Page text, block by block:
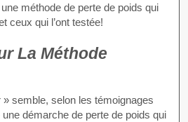
méthode de perte de poids qui
ceux qui l’ont testée!
La Méthode
semble, selon les témoignages
démarche de perte de poids qui